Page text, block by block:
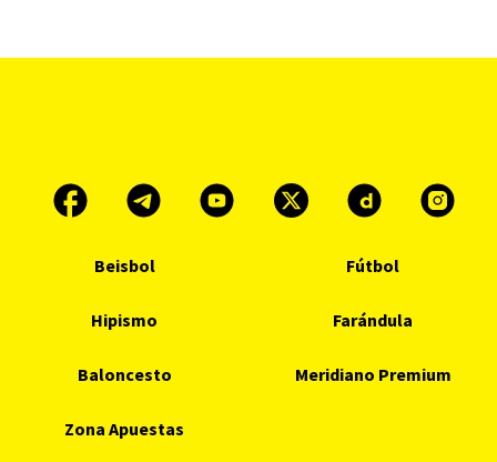
Beisbol Fútbol
Hipismo Farándula
Baloncesto Meridiano Premium
Zona Apuestas